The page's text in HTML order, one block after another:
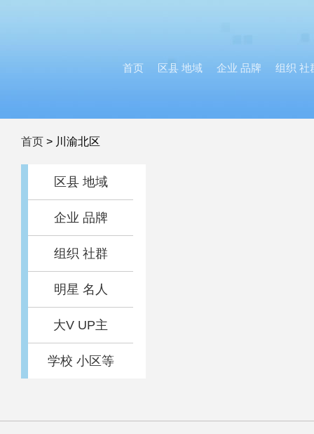
首页 区县 地域 企业 品牌 组织 社
首页 > 川渝北区
区县 地域
企业 品牌
组织 社群
明星 名人
大V UP主
学校 小区等